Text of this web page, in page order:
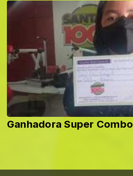
Ganhadora Super Combo